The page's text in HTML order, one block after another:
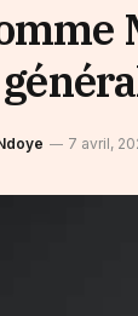
7 avril,